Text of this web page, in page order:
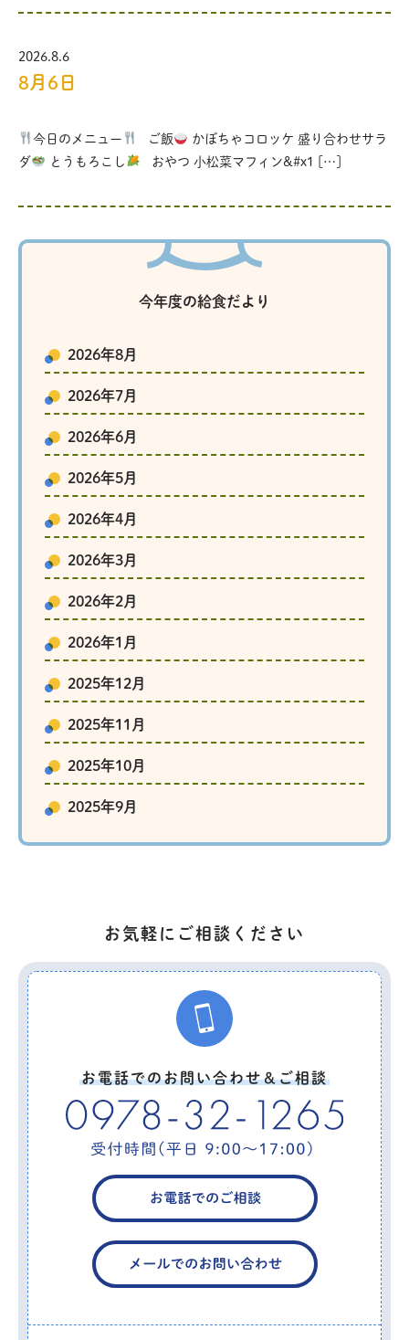
2026.8.6
8月6日
今日のメニュー ご飯
かぼちゃコロッケ 盛り合わせサラ
ダ
とうもろこし おやつ 小松菜マフィン&#x1 […]
今年度の給食だより
2026年8月
2026年7月
2026年6月
2026年5月
2026年4月
2026年3月
2026年2月
2026年1月
2025年12月
2025年11月
2025年10月
2025年9月
お気軽にご相談ください
お電話でのお問い合わせ＆ご相談